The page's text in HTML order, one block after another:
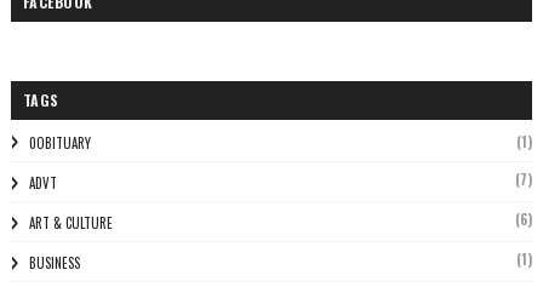
TAGS
0OBITUARY (1)
ADVT (7)
ART & CULTURE (6)
BUSINESS (1)